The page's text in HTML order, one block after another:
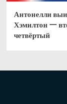
Антонелли
Хэмилтон —
четвёртый